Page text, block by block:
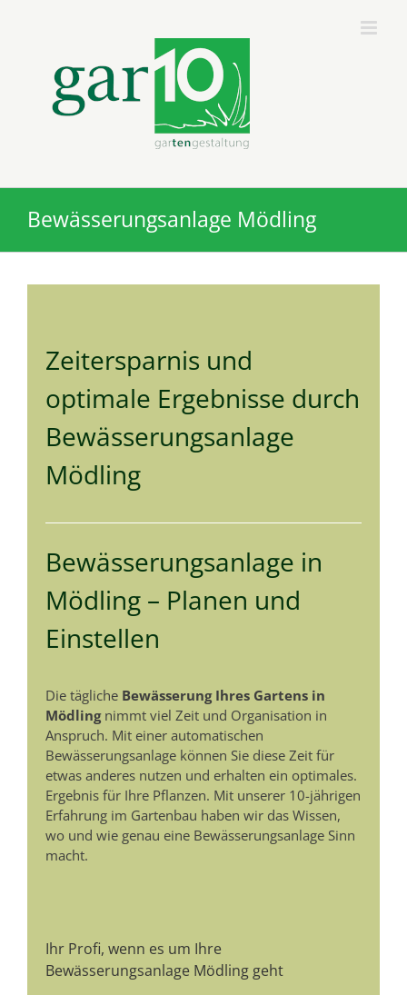
Bewässerungsanlage Mödling
Zeitersparnis und
optimale Ergebnisse durch
Bewässerungsanlage
Mödling
Bewässerungsanlage in
Mödling – Planen und
Einstellen
Die tägliche Bewässerung Ihres Gartens in
Mödlingnimmt viel Zeit und Organisation in
Anspruch. Mit einer automatischen
Bewässerungsanlage können Sie diese Zeit für
etwas anderes nutzen und erhalten ein optimales.
Ergebnis für Ihre Pflanzen. Mit unserer 10-jährigen
Erfahrung im Gartenbau haben wir das Wissen,
wo und wie genau eine Bewässerungsanlage Sinn
macht.
Ihr Profi, wenn es um Ihre
Bewässerungsanlage Mödling geht